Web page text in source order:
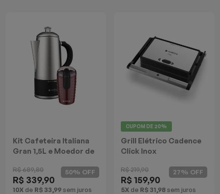
Kit Cafeteira Italiana
Gran 1,5L e Moedor de
R$ 689,80
R$ 339,90
10X de R$ 33,99 sem juros
50% OFF
CUPOM DE 20%
Grill Elétrico Cadence
Click Inox
R$ 219,90
R$ 159,90
5X de R$ 31,98 sem juros
27% OFF
Máquina de Waffle
Bebedouros